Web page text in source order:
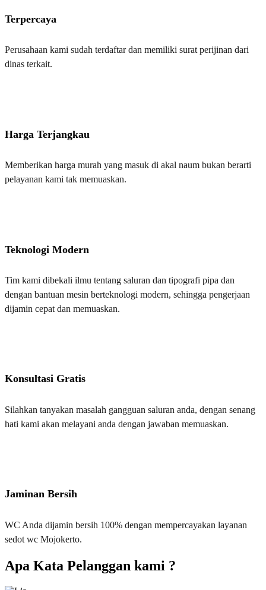
Terpercaya
Perusahaan kami sudah terdaftar dan memiliki surat perijinan dari
dinas terkait.
Harga Terjangkau
Memberikan harga murah yang masuk di akal naum bukan berarti
pelayanan kami tak memuaskan.
Teknologi Modern
Tim kami dibekali ilmu tentang saluran dan tipografi pipa dan
dengan bantuan mesin berteknologi modern, sehingga pengerjaan
dijamin cepat dan memuaskan.
Konsultasi Gratis
Silahkan tanyakan masalah gangguan saluran anda, dengan senang
hati kami akan melayani anda dengan jawaban memuaskan.
Jaminan Bersih
WC Anda dijamin bersih 100% dengan mempercayakan layanan
sedot wc Mojokerto.
Apa Kata Pelanggan kami ?